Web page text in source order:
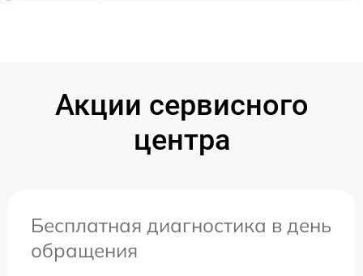
Акции сервисного
центра
Бесплатная диагностика в день
обращения